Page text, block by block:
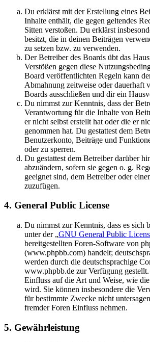
Du erklärst mit der Erstellung eines
Inhalte enthält, die gegen geltendes
Sitten verstoßen. Du erklärst
besitzt, die in deinen Beiträgen
zu setzen bzw. zu verwenden.
Der Betreiber des Boards übt das
Verstößen gegen diese
Board veröffentlichten Regeln kann
Abmahnung zeitweise oder dauerhaft
Boards ausschließen und dir ein
Du nimmst zur Kenntnis, dass der
Verantwortung für die Inhalte von
er nicht selbst erstellt hat oder die er
genommen hat. Du gestattest dem
Benutzerkonto, Beiträge und
oder zu sperren.
Du gestattest dem Betreiber darüber
abzuändern, sofern sie gegen o. g.
geeignet sind, dem Betreiber oder
zuzufügen.
4. General Public License
Du nimmst zur Kenntnis, dass es sich
unter der „GNU General Public
bereitgestellten Foren-Software von
(www.phpbb.com) handelt;
werden durch die deutschsprachige
www.phpbb.de zur Verfügung
Einfluss auf die Art und Weise, wie
wird. Sie können insbesondere die
für bestimmte Zwecke nicht
fremder Foren Einfluss nehmen.
5. Gewährleistung